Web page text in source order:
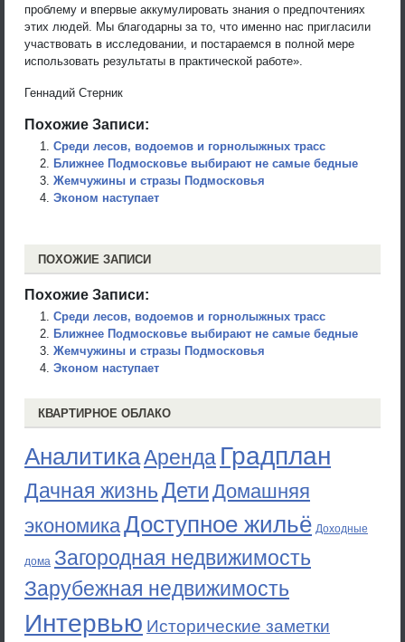
проблему и впервые аккумулировать знания о предпочтениях
этих людей. Мы благодарны за то, что именно нас пригласили
участвовать в исследовании, и постараемся в полной мере
использовать результаты в практической работе».
Геннадий Стерник
Похожие Записи:
Среди лесов, водоемов и горнолыжных трасс
Ближнее Подмосковье выбирают не самые бедные
Жемчужины и стразы Подмосковья
Эконом наступает
ПОХОЖИЕ ЗАПИСИ
Похожие Записи:
Среди лесов, водоемов и горнолыжных трасс
Ближнее Подмосковье выбирают не самые бедные
Жемчужины и стразы Подмосковья
Эконом наступает
КВАРТИРНОЕ ОБЛАКО
АналитикаАренда Градплан
Дачная жизньДети Домашняя
экономикаДоступное жильё Доходные
дома Загородная недвижимость
Зарубежная недвижимость
Интервью Исторические заметки